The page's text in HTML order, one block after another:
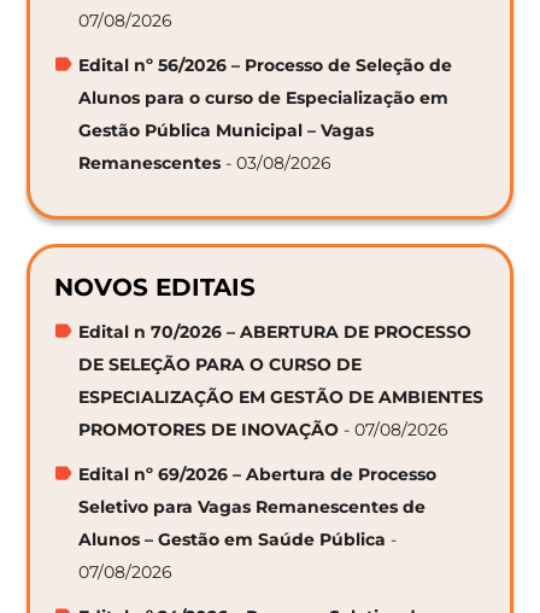
07/08/2026
Edital nº 56/2026 – Processo de Seleção de
Alunos para o curso de Especialização em
Gestão Pública Municipal – Vagas
Remanescentes - 03/08/2026
NOVOS EDITAIS
Edital n 70/2026 – ABERTURA DE PROCESSO
DE SELEÇÃO PARA O CURSO DE
ESPECIALIZAÇÃO EM GESTÃO DE AMBIENTES
PROMOTORES DE INOVAÇÃO - 07/08/2026
Edital nº 69/2026 – Abertura de Processo
Seletivo para Vagas Remanescentes de
Alunos – Gestão em Saúde Pública -
07/08/2026